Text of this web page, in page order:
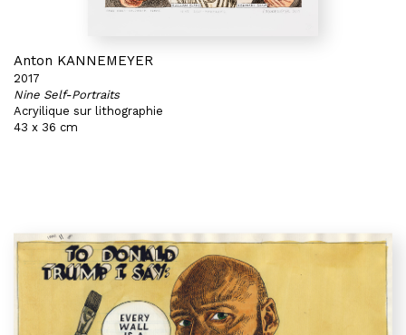
Anton KANNEMEYER
2017
Nine Self-Portraits
Acryilique sur lithographie
43 x 36 cm